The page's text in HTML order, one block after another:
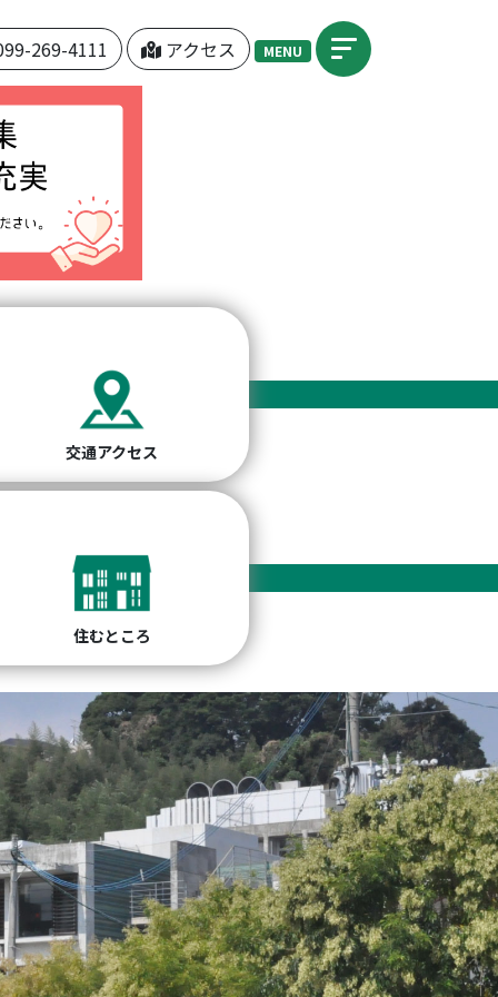
269-4111 アクセス MENU
交通アクセス
住むところ